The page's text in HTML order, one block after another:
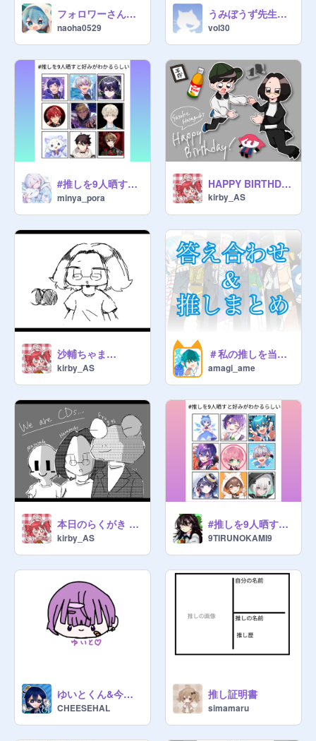
フォロワーさんの推しが描きたい！
naoha0529
うみぼうず先生をこの世に広めよう
vol30
#推しを9人晒すと好みがわかるらしい remix
minya_pora
HAPPY BIRTHDAY♭
kirby_AS
沙輔ちゃま…
kirby_AS
＃私の推しを当ててみな 答え合わせ
amagi_ame
本日のらくがき #10
kirby_AS
#推しを9人晒すと好みがわかるらしい remix
9TIRUNOKAMI9
ゆいとくん&今日の一言
CHEESEHAL
推し証明書
simamaru